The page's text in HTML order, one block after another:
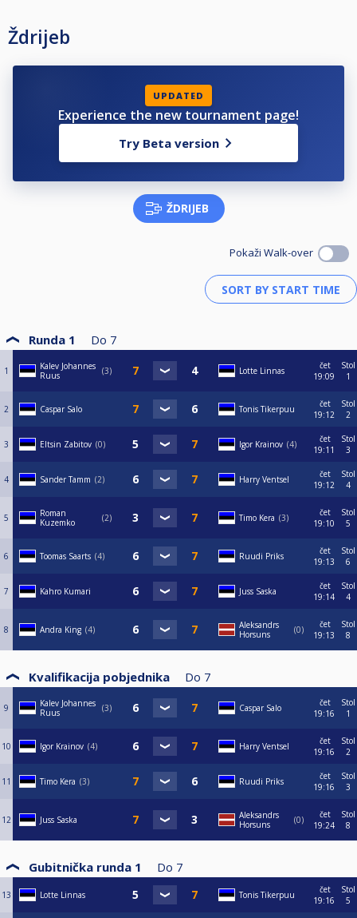
Ždrijeb
UPDATED
Experience the new tournament page!
Try Beta version
ŽDRIJEB
Pokaži Walk-over
Runda 1 Do 7
1
Kalev Johannes
Ruus
3 Lotte Linnas
čet
19:09
Stol
1
2 Caspar Salo Tonis Tikerpuu
čet
19:12
Stol
2
3 Eltsin Zabitov 0 Igor Krainov 4
čet
19:11
Stol
3
4 Sander Tamm 2 Harry Ventsel
čet
19:12
Stol
4
5
Roman
Kuzemko
2 Timo Kera 3
čet
19:10
Stol
5
6 Toomas Saarts 4 Ruudi Priks
čet
19:13
Stol
6
7 Kahro Kumari Juss Saska
čet
19:14
Stol
4
8 Andra King 4
Aleksandrs
Horsuns
0
čet
19:13
Stol
8
Kvalifikacija pobjednika Do 7
9
Kalev Johannes
Ruus
3 Caspar Salo
čet
19:16
Stol
1
10 Igor Krainov 4 Harry Ventsel
čet
19:16
Stol
2
11 Timo Kera 3 Ruudi Priks
čet
19:16
Stol
3
12 Juss Saska
Aleksandrs
Horsuns
0
čet
19:24
Stol
8
Gubitnička runda 1 Do 7
13 Lotte Linnas Tonis Tikerpuu
čet
19:16
Stol
5